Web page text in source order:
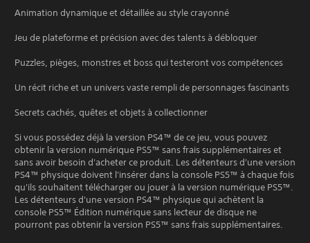
Animation dynamique et détaillée au style crayonné
Jeu de plateforme et précision avec des talents à débloquer
Puzzles, pièges, monstres et boss qui testeront vos compétences
Un récit riche et un univers vaste rempli de personnages fascinants
Secrets cachés, quêtes et objets à collectionner
Si vous possédez déjà la version PS4™ de ce jeu, vous pouvez
obtenir la version numérique PS5™ sans frais supplémentaires et
sans avoir besoin d'acheter ce produit. Les détenteurs d'une version
PS4™ physique doivent l'insérer dans la console PS5™ à chaque fois
qu'ils souhaitent télécharger ou jouer à la version numérique PS5™.
Les détenteurs d'une version PS4™ physique qui achètent la
console PS5™ Édition numérique sans lecteur de disque ne
pourront pas obtenir la version PS5™ sans frais supplémentaires.